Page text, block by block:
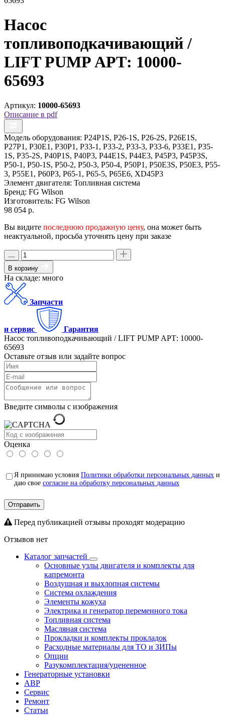
Насос
топливоподкачивающий /
LIFT PUMP АРТ: 10000-
65693
Артикул: 10000-65693
Описание в pdf
Модель оборудования: P24P1S, P26-1S, P26-2S, P26E1S,
P27P1, P30E1, P30P1, P33-1, P33-2, P33-3, P33-6, P33E1, P35-
1S, P35-2S, P40P1S, P40P3, P44E1S, P44E3, P45P3, P45P3S,
P50-1, P50-1S, P50-2, P50-3, P50-4, P50P1, P50E3S, P50E3, P55-
3, P55E1, P60P3, P65-1, P65-5, P65E6, XD45P3
Элемент двигателя: Топливная система
Бренд: FG Wilson
Изготовитель: FG Wilson
98 054 р.
Вы видите последнюю продажную цену, она может быть
неактуальной, просьба уточнять цену при заказе
В корзину
На складе: много
Запчасти
и сервис
Гарантия
Насос топливоподкачивающий / LIFT PUMP АРТ: 10000-
65693
Оставьте отзыв или задайте вопрос
Введите символы с изображения
Оценка
Я принимаю условия Политики обработки персональных данных и
даю свое согласие на обработку персональных данных
Отправить
Перед публикацией отзывы проходят модерацию
Отзывов нет
Каталог запчастей
Основные узлы двигателя и комплекты для
капремонта
Воздушная и выхлопная системы
Система охлаждения
Элементы кожуха
Электрика и генератор переменного тока
Топливная система
Масляная система
Прокладки и комплекты прокладок
Расходные материалы для ТО и ЗИПы
Опции
Разукомплектация/уцененное
Генераторные установки
АВР
Сервис
Ремонт
Статьи